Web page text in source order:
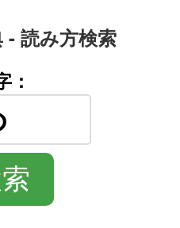
- 読み方検索
：